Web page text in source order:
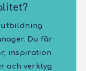
Du får
inspiration
och verktyg